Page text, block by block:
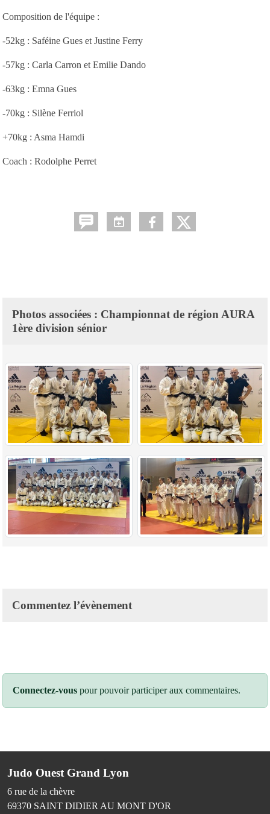
Composition de l'équipe :
-52kg : Saféine Gues et Justine Ferry
-57kg : Carla Carron et Emilie Dando
-63kg : Emna Gues
-70kg : Silène Ferriol
+70kg : Asma Hamdi
Coach : Rodolphe Perret
Photos associées : Championnat de région AURA
1ère division sénior
Commentez l’évènement
Connectez-vous pour pouvoir participer aux commentaires.
Judo Ouest Grand Lyon
6 rue de la chèvre
69370 SAINT DIDIER AU MONT D'OR